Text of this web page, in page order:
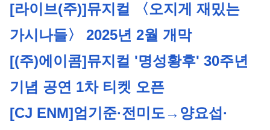
[라이브(주)]뮤지컬 〈오지게 재밌는
가시나들〉 2025년 2월 개막
[(주)에이콤]뮤지컬 '명성황후' 30주년
기념 공연 1차 티켓 오픈
[CJ ENM]엄기준·전미도→양요섭·